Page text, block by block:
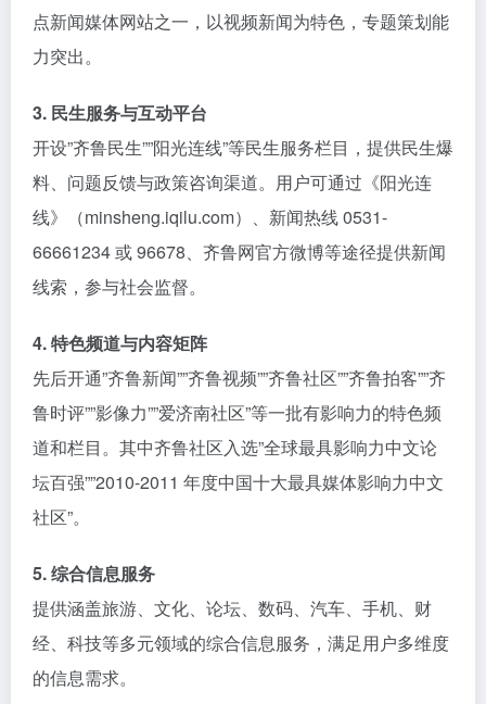
点新闻媒体网站之一，以视频新闻为特色，专题策划能
力突出。
3. 民生服务与互动平台
开设”齐鲁民生””阳光连线”等民生服务栏目，提供民生爆
料、问题反馈与政策咨询渠道。用户可通过《阳光连
线》（minsheng.iqilu.com）、新闻热线 0531-
66661234 或 96678、齐鲁网官方微博等途径提供新闻
线索，参与社会监督。
4. 特色频道与内容矩阵
先后开通”齐鲁新闻””齐鲁视频””齐鲁社区””齐鲁拍客””齐
鲁时评””影像力””爱济南社区”等一批有影响力的特色频
道和栏目。其中齐鲁社区入选”全球最具影响力中文论
坛百强””2010-2011 年度中国十大最具媒体影响力中文
社区”。
5. 综合信息服务
提供涵盖旅游、文化、论坛、数码、汽车、手机、财
经、科技等多元领域的综合信息服务，满足用户多维度
的信息需求。